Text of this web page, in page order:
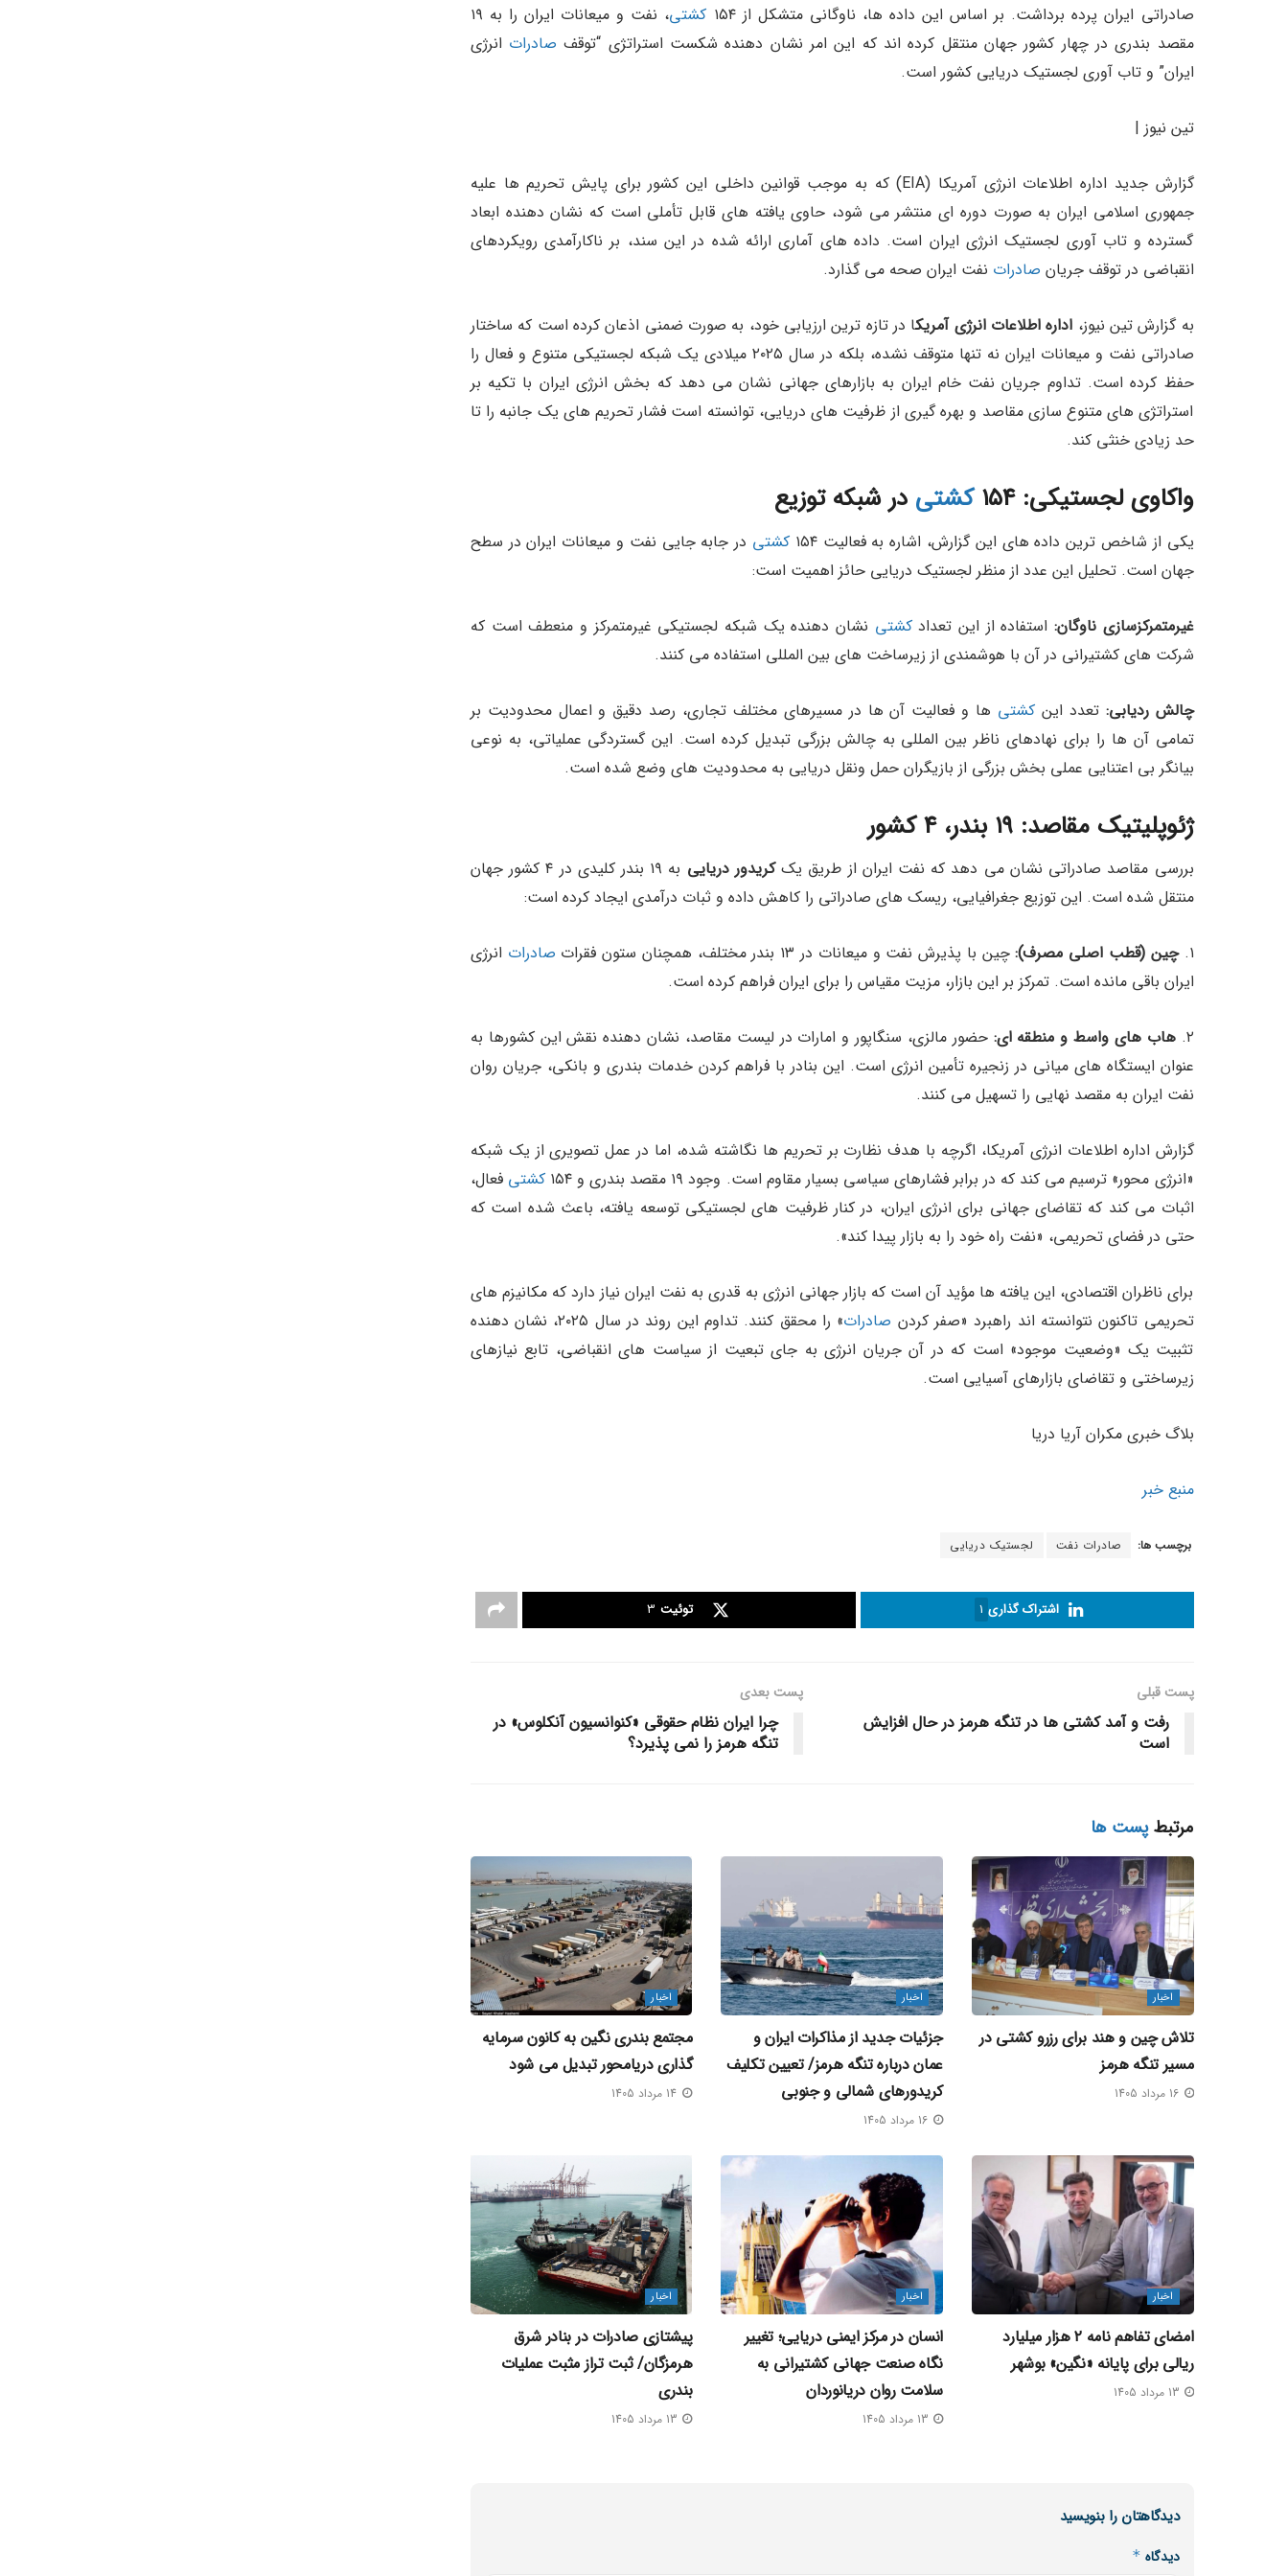
صادراتی ایران پرده برداشت. بر اساس این داده‌ ها، ناوگانی متشکل از ۱۵۴ کشتی
، نفت و میعانات ایران را به ۱۹
مقصد بندری در چهار کشور جهان منتقل کرده‌ اند که این امر نشان‌ دهنده شکست استراتژی “توقف صادرات انرژی
ایران” و تاب‌ آوری لجستیک دریایی کشور است.
تین نیوز |
گزارش جدید اداره اطلاعات انرژی آمریکا (EIA) که به موجب قوانین داخلی این کشور برای پایش تحریم ها علیه
جمهوری اسلامی ایران به صورت دوره ای منتشر می شود، حاوی یافته های قابل تأملی است که نشان دهنده ابعاد
گسترده و تاب آوری لجستیک انرژی ایران است. داده های آماری ارائه شده در این سند، بر ناکارآمدی رویکردهای
انقباضی در توقف جریان صادرات نفت ایران صحه می گذارد.
به گزارش تین نیوز، اداره اطلاعات انرژی آمریکا در تازه ترین ارزیابی خود، به صورت ضمنی اذعان کرده است که ساختار
صادراتی نفت و میعانات ایران نه تنها متوقف نشده، بلکه در سال ۲۰۲۵ میلادی یک شبکه لجستیکی متنوع و فعال را
حفظ کرده است. تداوم جریان نفت خام ایران به بازارهای جهانی نشان می دهد که بخش انرژی ایران با تکیه بر
استراتژی های متنوع سازی مقاصد و بهره گیری از ظرفیت های دریایی، توانسته است فشار تحریم های یک جانبه را تا
حد زیادی خنثی کند.
واکاوی لجستیکی: ۱۵۴ کشتی در شبکه توزیع
یکی از شاخص ترین داده های این گزارش، اشاره به فعالیت ۱۵۴ کشتی در جابه جایی نفت و میعانات ایران در سطح
جهان است. تحلیل این عدد از منظر لجستیک دریایی حائز اهمیت است:
غیرمتمرکزسازی ناوگان: استفاده از این تعدادکشتی نشان دهنده یک شبکه لجستیکی غیرمتمرکز و منعطف است که
شرکت های کشتیرانی در آن با هوشمندی از زیرساخت های بین المللی استفاده می کنند.
چالش ردیابی: تعدد این کشتی ها و فعالیت آن ها در مسیرهای مختلف تجاری، رصد دقیق و اعمال محدودیت بر
تمامی آن ها را برای نهادهای ناظر بین المللی به چالش بزرگی تبدیل کرده است. این گستردگی عملیاتی، به نوعی
بیانگر بی اعتنایی عملی بخش بزرگی از بازیگران حمل ونقل دریایی به محدودیت های وضع شده است.
ژئوپلیتیک مقاصد: ۱۹ بندر، ۴ کشور
بررسی مقاصد صادراتی نشان می دهد که نفت ایران از طریق یککریدور دریایی
به ۱۹ بندر کلیدی در ۴ کشور جهان
منتقل شده است. این توزیع جغرافیایی، ریسک های صادراتی را کاهش داده و ثبات درآمدی ایجاد کرده است:
۱. چین (قطب اصلی مصرف):چین با پذیرش نفت و میعانات در ۱۳ بندر مختلف، همچنان ستون فقرات صادرات انرژی
ایران باقی مانده است. تمرکز بر این بازار، مزیت مقیاس را برای ایران فراهم کرده است.
۲. هاب های واسط و منطقه ای: حضور مالزی، سنگاپور و امارات در لیست مقاصد، نشان دهنده نقش این کشورها به
عنوان ایستگاه های میانی در زنجیره تأمین انرژی است. این بنادر با فراهم کردن خدمات بندری و بانکی، جریان روان
نفت ایران به مقصد نهایی را تسهیل می کنند.
گزارش اداره اطلاعات انرژی آمریکا، اگرچه با هدف نظارت بر تحریم ها نگاشته شده، اما در عمل تصویری از یک شبکه
«انرژی محور» ترسیم می کند که در برابر فشارهای سیاسی بسیار مقاوم است. وجود ۱۹ مقصد بندری و ۱۵۴
کشتی فعال،
اثبات می کند که تقاضای جهانی برای انرژی ایران، در کنار ظرفیت های لجستیکی توسعه یافته، باعث شده است که
حتی در فضای تحریمی، «نفت راه خود را به بازار پیدا کند».
برای ناظران اقتصادی، این یافته ها مؤید آن است که بازار جهانی انرژی به قدری به نفت ایران نیاز دارد که مکانیزم های
تحریمی تاکنون نتوانسته اند راهبرد «صفر کردن صادرات
» را محقق کنند. تداوم این روند در سال ۲۰۲۵، نشان دهنده
تثبیت یک «وضعیت موجود» است که در آن جریان انرژی به جای تبعیت از سیاست های انقباضی، تابع نیازهای
زیرساختی و تقاضای بازارهای آسیایی است.
بلاگ خبری مکران آریا دریا
منبع خبر
برچسب ها: صادرات نفت لجستیک دریایی
اشتراک گذاری 1 توئیت 3
پست قبلی
رفت و آمد کشتی ها در تنگه هرمز در حال افزایش
است
پست‌ بعدی
چرا ایران نظام حقوقی «کنوانسیون آنکلوس» در
تنگه هرمز را نمی‌ پذیرد؟
مرتبطپست ها
اخبار
تلاش چین و هند برای رزرو کشتی در
مسیر تنگه هرمز
16 مرداد 1405
اخبار
جزئیات جدید از مذاکرات ایران و
عمان درباره تنگه هرمز/ تعیین تکلیف
کریدورهای شمالی و جنوبی
16 مرداد 1405
اخبار
مجتمع بندری نگین به کانون سرمایه‌
گذاری دریامحور تبدیل می‌ شود
اخبار
امضای تفاهم‌ نامه ۲ هزار میلیارد
ریالی برای پایانه «نگین» بوشهر
13 مرداد 1405
اخبار
انسان در مرکز ایمنی دریایی؛ تغییر
نگاه صنعت جهانی کشتیرانی به
سلامت روان دریانوردان
13 مرداد 1405
اخبار
پیشتازی صادرات در بنادر شرق
هرمزگان/ ثبت تراز مثبت عملیات
بندری
دیدگاهتان را بنویسید
دیدگاه *